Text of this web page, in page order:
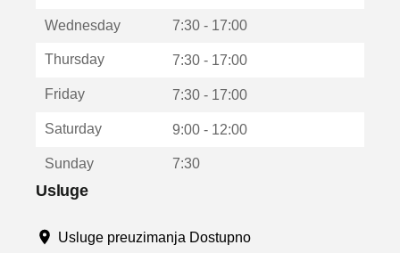
u
u
Wednesday 7:30 - 17:00
Thursday 7:30 - 17:00
Friday 7:30 - 17:00
Saturday 9:00 - 12:00
Sunday 7:30
Usluge
Usluge preuzimanja Dostupno